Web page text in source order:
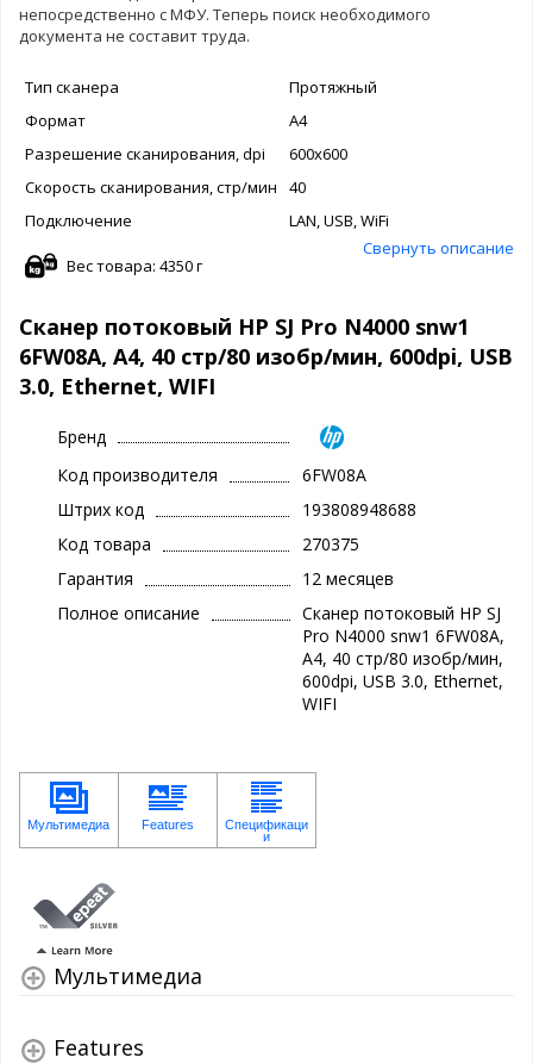
непосредственно с МФУ. Теперь поиск необходимого
документа не составит труда.
Тип сканера
Протяжный
Формат
A4
Разрешение сканирования, dpi
600x600
Скорость сканирования, стр/мин
40
Подключение
LAN, USB, WiFi
Свернуть описание
Вес товара: 4350 г
Сканер потоковый HP SJ Pro N4000 snw1
6FW08A, A4, 40 стр/80 изобр/мин, 600dpi, USB
3.0, Ethernet, WIFI
Бренд
Код производителя
6FW08A
Штрих код
193808948688
Код товара
270375
Гарантия
12 месяцев
Полное описание
Сканер потоковый HP SJ
Pro N4000 snw1 6FW08A,
A4, 40 стр/80 изобр/мин,
600dpi, USB 3.0, Ethernet,
WIFI
Мультимедиа
Features